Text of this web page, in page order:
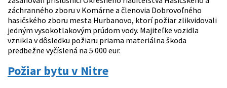
záchranného zboru v Komárne a členovia Dobrovoľného
hasičského zboru mesta Hurbanovo, ktorí požiar zlikvidovali
jedným vysokotlakovým prúdom vody. Majiteľke vozidla
vznikla v dôsledku požiaru priama materiálna škoda
predbežne vyčíslená na 5 000 eur.
Požiar bytu v Nitre